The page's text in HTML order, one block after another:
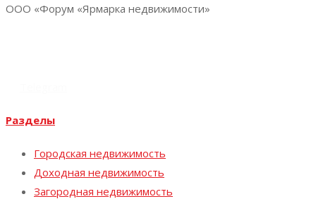
ООО «Форум «Ярмарка недвижимости»
Разделы
Городская недвижимость
Доходная недвижимость
Загородная недвижимость